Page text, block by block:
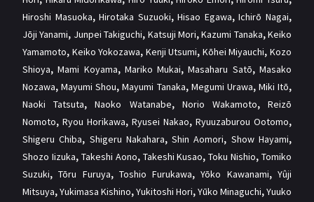
Hiroshi Masuoka,Hirotaka Suzuoki,Hisao Egawa,Ichirō Nagai,
Jōji Yanami, Junpei Takiguchi, Katsuji Mori,Kazumi Tanaka,Keiko
Yamamoto, Keiko Yokozawa, Kenji Utsumi, Kōhei Miyauchi,Kozo
Shioya,Mami Koyama, Mariko Mukai,Masaharu Satō,Masako
Nozawa,Mayumi Shou,Mayumi Tanaka, Megumi Urawa, Miki Itō,
Naoki Tatsuta,Naoko Watanabe, Norio Wakamoto,Reizō
Nomoto, Ryou Horikawa, Ryusei Nakao, Ryuuzaburou Ootomo,
Shigeru Chiba, Shigeru Nakahara,Shin Aomori, Show Hayami,
Shozo Iizuka, Takeshi Aono, Takeshi Kusao,Toku Nishio, Tomiko
Suzuki,Tōru Furuya, Toshio Furukawa,Yōko Kawanami,Yûji
Mitsuya,Yukimasa Kishino,Yukitoshi Hori,Yūko Minaguchi,Yuuko